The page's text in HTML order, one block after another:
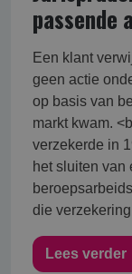
passende
Een klant
geen actie
op basis van
markt kwam.
verzekerde in
het sluiten van
die verzekering
Lees verder